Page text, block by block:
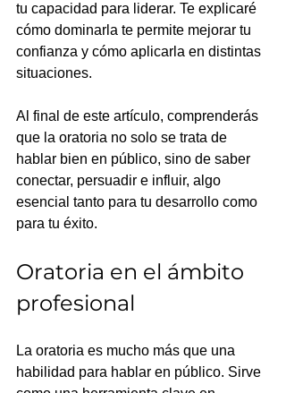
tu capacidad para liderar. Te explicaré
cómo dominarla te permite mejorar tu
confianza y cómo aplicarla en distintas
situaciones.
Al final de este artículo, comprenderás
que la oratoria no solo se trata de
hablar bien en público, sino de saber
conectar, persuadir e influir, algo
esencial tanto para tu desarrollo como
para tu éxito.
Oratoria en el ámbito
profesional
La oratoria es mucho más que una
habilidad para hablar en público. Sirve